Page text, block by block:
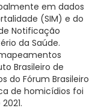
em dados
(SIM) e do
Notificação
da Saúde.
Brasileiro de
do Fórum Brasileiro
de homicídios foi